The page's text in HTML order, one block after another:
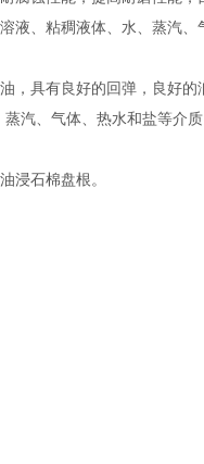
液、粘稠液体、水、蒸汽
，具有良好的回弹，良好
汽、气体、热水和盐等介
浸石棉盘根。